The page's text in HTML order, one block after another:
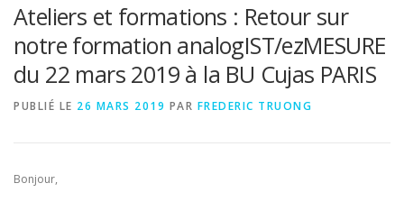
ANALYSES DE PLATEFORMES TUTORIELS
RENDEZ-VOUS EZCOUNTER FAQ & GLOSSAIRE
Ateliers et formations : Retour sur
notre formation analogIST/ezMESURE
du 22 mars 2019 à la BU Cujas PARIS
PUBLIÉ LE 26 MARS 2019 PAR FREDERIC TRUONG
Bonjour,